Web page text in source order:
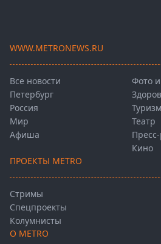
WWW.METRONEWS.RU
Все новости
Петербург
Россия
Мир
Афиша
Фото
Туризм
Театр
Кино
ПРОЕКТЫ METRO
Стримы
Спецпроекты
Колумнисты
О METRO